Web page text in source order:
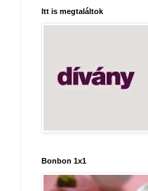
Itt is megtaláltok
Bonbon 1x1